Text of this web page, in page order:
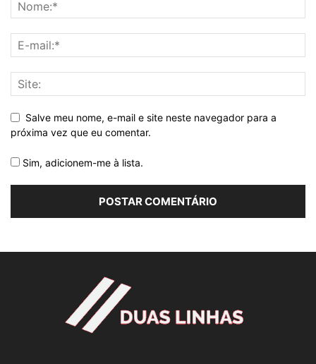
Salve meu nome, e-mail e site neste navegador para a
próxima vez que eu comentar.
Sim, adicionem-me à lista.